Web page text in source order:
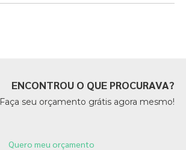
ENCONTROU O QUE PROCURAVA?
Faça seu orçamento grátis agora mesmo!
Quero meu orçamento